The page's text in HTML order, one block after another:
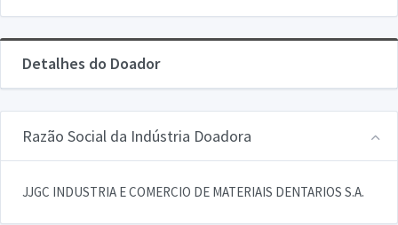
Detalhes do Doador
Razão Social da Indústria Doadora
JJGC INDUSTRIA E COMERCIO DE MATERIAIS DENTARIOS S.A.